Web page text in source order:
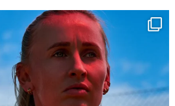
elegance and Swiss precision —
442
14